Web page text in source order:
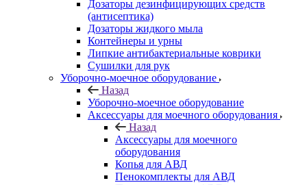
Дозаторы дезинфицирующих средств
(антисептика)
Дозаторы жидкого мыла
Контейнеры и урны
Липкие антибактериальные коврики
Сушилки для рук
Уборочно-моечное оборудование
Назад
Уборочно-моечное оборудование
Аксессуары для моечного оборудования
Назад
Аксессуары для моечного
оборудования
Копья для АВД
Пенокомплекты для АВД